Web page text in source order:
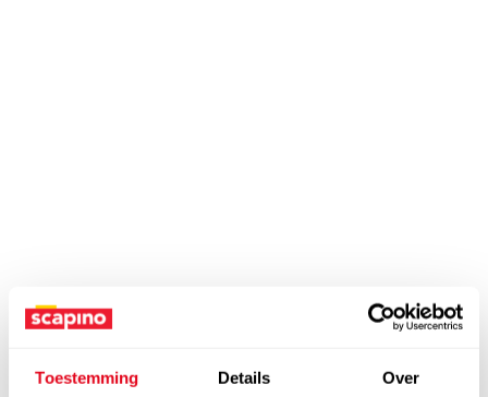
Toestemming Details Over